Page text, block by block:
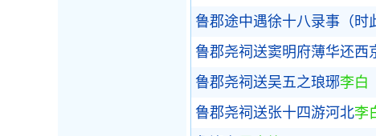
鲁郡途中遇徐十八录事（时
鲁郡尧祠送窦明府薄华还西
鲁郡尧祠送吴五之琅琊李白
鲁郡尧祠送张十四游河北李